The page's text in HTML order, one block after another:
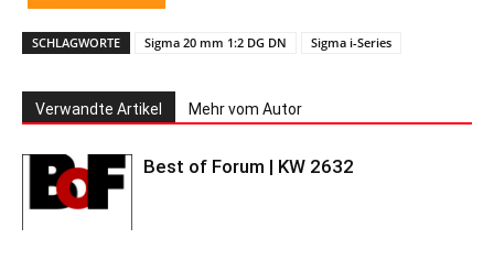
SCHLAGWORTE Sigma 20 mm 1:2 DG DN Sigma i-Series
Verwandte Artikel Mehr vom Autor
Best of Forum | KW 2632